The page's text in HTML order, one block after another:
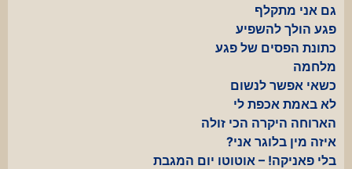
גם אני מתקלף
פגע הולך להשפיע
כתונת הפסים של פגע
מלחמה
כשאי אפשר לנשום
לא באמת אכפת לי
הארוחה היקרה הכי זולה
איזה מין בלוגר אני?
בלי פאניקה! – אוטוטו יום המגבת